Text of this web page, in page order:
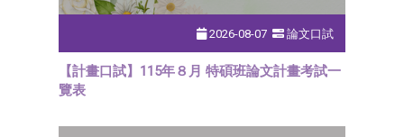
2026-08-07 論文口試
【計畫口試】115年８月 特碩班論文計畫考試一
覽表